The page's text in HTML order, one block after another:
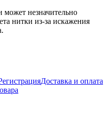
незначительно
нитки из-за искажения
Доставка и оплата